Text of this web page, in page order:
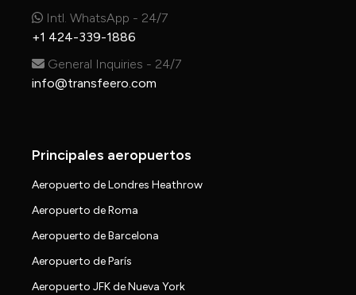
Intl. WhatsApp - 24/7
+1 424-339-1886
General Inquiries - 24/7
info@transfeero.com
Principales aeropuertos
Aeropuerto de Londres Heathrow
Aeropuerto de Roma
Aeropuerto de Barcelona
Aeropuerto de París
Aeropuerto JFK de Nueva York